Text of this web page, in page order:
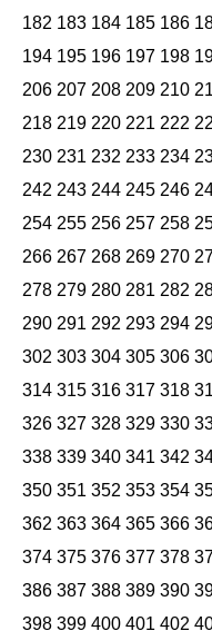
182 183 184 185 186
194 195 196 197 198
206 207 208 209 210
218 219 220 221 222
230 231 232 233 234
242 243 244 245 246
254 255 256 257 258
266 267 268 269 270
278 279 280 281 282
290 291 292 293 294
302 303 304 305 306
314 315 316 317 318
326 327 328 329 330
338 339 340 341 342
350 351 352 353 354
362 363 364 365 366
374 375 376 377 378
386 387 388 389 390
398 399 400 401 402